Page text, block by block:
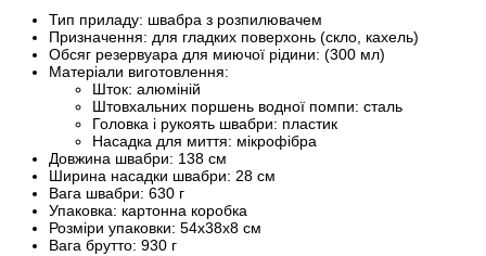
Тип приладу: швабра з розпилювачем
Призначення: для гладких поверхонь (скло, кахель)
Обсяг резервуара для миючої рідини: (300 мл)
Матеріали виготовлення:
Шток: алюміній
Штовхальних поршень водної помпи: сталь
Головка і рукоять швабри: пластик
Насадка для миття: мікрофібра
Довжина швабри: 138 см
Ширина насадки швабри: 28 см
Вага швабри: 630 г
Упаковка: картонна коробка
Розміри упаковки: 54х38х8 см
Вага брутто: 930 г